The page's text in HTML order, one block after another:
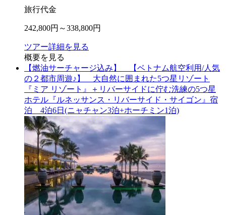
旅行代金
242,800円～338,800円
ツアー詳細を見る
概要を見る
【燃油サーチャージ込み】 【ベトナム航空利用/人気
の２都市周遊♪】 大自然に囲まれた5つ星リゾート
『ミア リゾート』＋リバーサイドに佇む洗練の5つ星
ホテル『ルネッサンス・リバーサイド・サイゴン』宿
泊 4泊6日(ニャチャン3泊+ホーチミン1泊)